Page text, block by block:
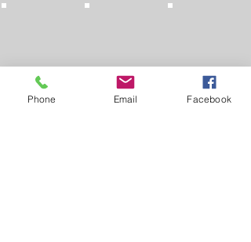
Phone Email Facebook